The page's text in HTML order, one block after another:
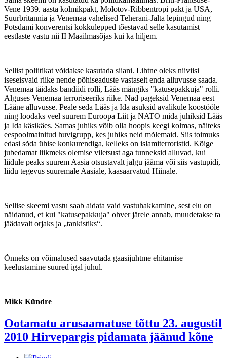
Vene 1939. aasta kolmikpakt, Molotov-Ribbentropi pakt ja USA,
Suurbritannia ja Venemaa vahelised Teherani-Jalta lepingud ning
Potsdami konverentsi kokkulepped tõestavad selle kasutamist
eestlaste vastu nii II Maailmasõjas kui ka hiljem.
Sellist poliitikat võidakse kasutada siiani. Lihtne oleks niiviisi
iseseisvaid riike nende põhiseaduste vastaselt enda alluvusse saada.
Venemaa täidaks bandiidi rolli, Lääs mängiks "katusepakkuja" rolli.
Alguses Venemaa terroriseeriks riike. Nad pageksid Venemaa eest
Lääne alluvusse. Peale seda Lääs ja Ida asuksid avalikule koostööle
ning loodaks veel suurem Euroopa Liit ja NATO mida juhiksid Lääs
ja Ida käsikäes. Samas juhiks võib olla hoopis keegi kolmas, näiteks
eespoolmainitud huvigrupp, kes juhiks neid mõlemaid. Siis toimuks
edasi sõda ühise konkurendiga, kelleks on islamiterroristid. Kõige
jubedamat liikmeks olemise viletsust aga tunneksid alluvad, kui
liidule peaks suurem Aasia otsustavalt jalgu jääma või siis vastupidi,
liidu tegevus suuremale Aasiale, kaasaarvatud Hiinale.
Sellise skeemi vastu saab aidata vaid vastuhakkamine, sest elu on
näidanud, et kui "katusepakkuja" ohver järele annab, muudetakse ta
jäädavalt orjaks ja „tankistiks“.
Õnneks on võimalused saavutada gaasijuhtme ehitamise
keelustamine suured igal juhul.
Mikk Kündre
Ootamatu arusaamatuse tõttu 23. augustil
2010 Hirvepargis pidamata jäänud kõne